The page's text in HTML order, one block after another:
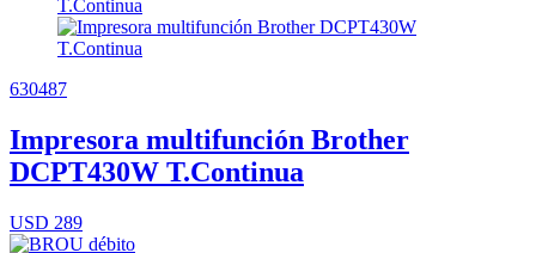
630487
Impresora multifunción Brother
DCPT430W T.Continua
USD 289